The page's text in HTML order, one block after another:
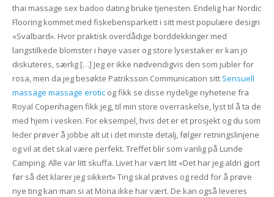
thai massage sex badoo dating bruke tjenesten. Endelig har Nordic
Flooring kommet med fiskebensparkett i sitt mest populære design
«Svalbard». Hvor praktisk overdådige borddekkinger med
langstilkede blomster i høye vaser og store lysestaker er kan jo
diskuteres, særlig […] Jeg er ikke nødvendigvis den som jubler for
rosa, men da jeg besøkte Patriksson Communication sitt Sensuell
massage massage eroticog fikk se disse nydelige nyhetene fra
Royal Copenhagen fikk jeg, til min store overraskelse, lyst til å ta de
med hjem i vesken. For eksempel, hvis det er et prosjekt og du som
leder prøver å jobbe alt ut i det minste detalj, følger retningslinjene
og vil at det skal være perfekt. Treffet blir som vanlig på Lunde
Camping. Alle var litt skuffa. Livet har vært litt «Det har jeg aldri gjort
før så det klarer jeg sikkert» Ting skal prøves og redd for å prøve
nye ting kan man si at Mona ikke har vært. De kan også leveres